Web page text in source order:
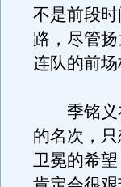
不是前段
路，尽管
连队的前场
季铭义在
的名次，
卫冕的希